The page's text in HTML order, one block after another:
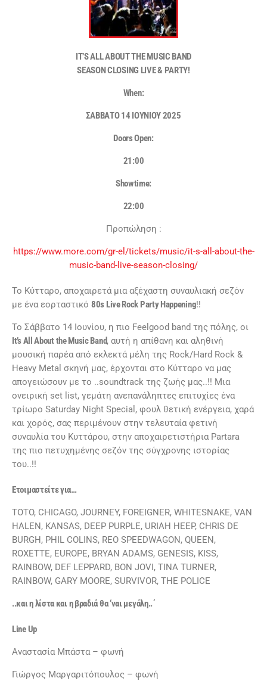
IT’S ALL ABOUT THE MUSIC BAND
SEASON CLOSING LIVE & PARTY!
When:
ΣΑΒΒΑΤΟ 14 IOYNIOY 2025
Doors Open:
21:00
Showtime:
22:00
Προπώληση :
https://www.more.com/gr-el/tickets/music/it-s-all-about-the-
music-band-live-season-closing/
Το Κύτταρο, αποχαιρετά μια αξέχαστη συναυλιακή σεζόν
με ένα εορταστικό 80s Live Rock Party Happening!!
Το Σάββατο 14 Ιουνίου, η πιο Feelgood band της πόλης, οι
It’s All About the Music Band, αυτή η απίθανη και αληθινή
μουσική παρέα από εκλεκτά μέλη της Rock/Hard Rock &
Heavy Metal σκηνή μας, έρχονται στο Κύτταρο να μας
απογειώσουν με το ..soundtrack της ζωής μας..!! Μια
ονειρική set list, γεμάτη ανεπανάληπτες επιτυχίες ένα
τρίωρο Saturday Night Special, φουλ θετική ενέργεια, χαρά
και χορός, σας περιμένουν στην τελευταία φετινή
συναυλία του Κυττάρου, στην αποχαιρετιστήρια Partara
της πιο πετυχημένης σεζόν της σύγχρονης ιστορίας
του..!!
Ετοιμαστείτε για…
TOTO, CHICAGO, JOURNEY, FOREIGNER, WHITESNAKE, VAN
HALEN, KANSAS, DEEP PURPLE, URIAH HEEP, CHRIS DE
BURGH, PHIL COLINS, REO SPEEDWAGON, QUEEN,
ROXETTE, EUROPE, BRYAN ADAMS, GENESIS, KISS,
RAINBOW, DEF LEPPARD, BΟN JOVI, TINA TURNER,
RAINBOW, GARY MOORE, SURVIVOR, THE POLICE
..και η λίστα και η βραδιά θα ‘ναι μεγάλη..΄
Line Up
Αναστασία Μπάστα – φωνή
Γιώργος Μαργαριτόπουλος – φωνή